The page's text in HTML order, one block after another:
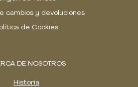
cambios y devoluciones
de Cookies
DE NOSOTROS
Historia